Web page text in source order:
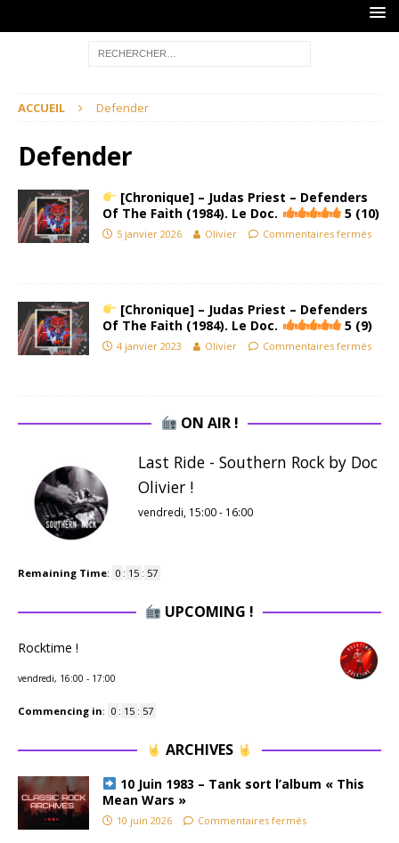
ACCUEIL Defender
Defender
[Chronique] – Judas Priest – Defenders
Of The Faith (1984). Le Doc.
5 (10)
5 janvier 2026 Olivier Commentaires fermés
[Chronique] – Judas Priest – Defenders
Of The Faith (1984). Le Doc.
5 (9)
4 janvier 2023 Olivier Commentaires fermés
ON AIR !
Last Ride - Southern Rock by Doc
Olivier !
vendredi, 15:00- 16:00
Remaining Time: 0 : 15 : 57
UPCOMING !
Rocktime !
vendredi, 16:00 - 17:00
Commencing in: 0 : 15 : 57
ARCHIVES
10 Juin 1983 – Tank sort l’album « This
Mean Wars »
10 juin 2026 Commentaires fermés